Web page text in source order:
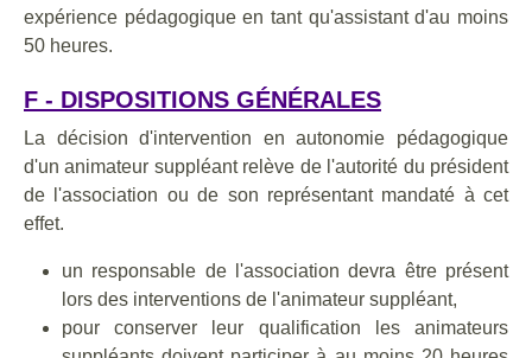
expérience pédagogique en tant qu'assistant d'au moins
50 heures.
F - DISPOSITIONS GÉNÉRALES
La décision d'intervention en autonomie pédagogique
d'un animateur suppléant relève de l'autorité du président
de l'association ou de son représentant mandaté à cet
effet.
un responsable de l'association devra être présent
lors des interventions de l'animateur suppléant,
pour conserver leur qualification les animateurs